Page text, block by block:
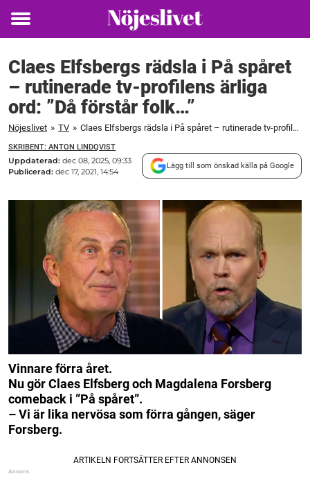
Toggle
Claes Elfsbergs rädsla i På spåret
– rutinerade tv-profilens ärliga
ord: ”Då förstår folk…”
Nöjeslivet » TV » Claes Elfsbergs rädsla i På spåret – rutinerade tv-profilens ärliga ord: ”Då förstår folk...”
SKRIBENT: ANTON LINDQVIST
Uppdaterad: dec 08, 2025, 09:33
Publicerad: dec 17, 2021, 14:54
Lägg till som önskad källa på Google
Vinnare förra året.
Nu gör Claes Elfsberg och Magdalena Forsberg
comeback i ”På spåret”.
– Vi är lika nervösa som förra gången, säger
Forsberg.